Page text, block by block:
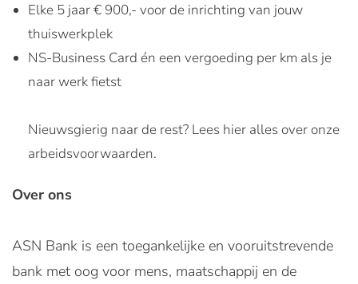
Elke 5 jaar € 900,- voor de inrichting van jouw
thuiswerkplek
NS-Business Card én een vergoeding per km als je
naar werk fietst
Nieuwsgierig naar de rest? Lees hier alles over onze
arbeidsvoorwaarden.
Over ons
ASN Bank is een toegankelijke en vooruitstrevende
bank met oog voor mens, maatschappij en de